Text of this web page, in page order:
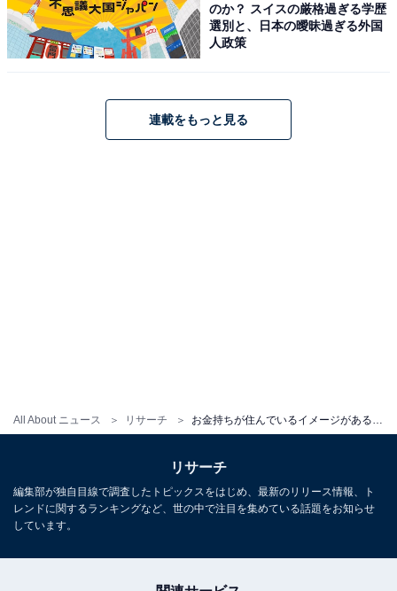
All About ニュース リサーチ
のか？ スイスの厳格過ぎる学歴
選別と、日本の曖昧過ぎる外国
人政策
連載をもっと見る
リサーチ
編集部が独自目線で調査したトピックスをはじめ、最新のリリース情報、ト
レンドに関するランキングなど、世の中で注目を集めている話題をお知らせ
しています。